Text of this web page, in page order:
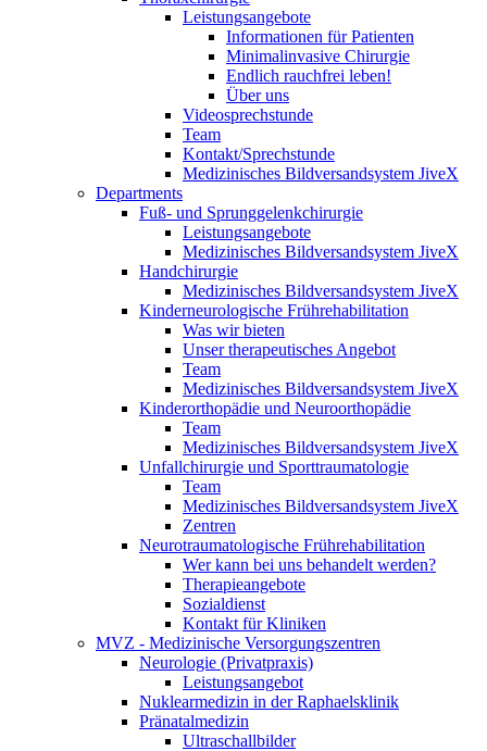
Leistungsangebote
Informationen für Patienten
Minimalinvasive Chirurgie
Endlich rauchfrei leben!
Über uns
Videosprechstunde
Team
Kontakt/Sprechstunde
Medizinisches Bildversandsystem JiveX
Departments
Fuß- und Sprunggelenkchirurgie
Leistungsangebote
Medizinisches Bildversandsystem JiveX
Handchirurgie
Medizinisches Bildversandsystem JiveX
Kinderneurologische Frührehabilitation
Was wir bieten
Unser therapeutisches Angebot
Team
Medizinisches Bildversandsystem JiveX
Kinderorthopädie und Neuroorthopädie
Team
Medizinisches Bildversandsystem JiveX
Unfallchirurgie und Sporttraumatologie
Team
Medizinisches Bildversandsystem JiveX
Zentren
Neurotraumatologische Frührehabilitation
Wer kann bei uns behandelt werden?
Therapieangebote
Sozialdienst
Kontakt für Kliniken
MVZ - Medizinische Versorgungszentren
Neurologie (Privatpraxis)
Leistungsangebot
Nuklearmedizin in der Raphaelsklinik
Pränatalmedizin
Ultraschallbilder